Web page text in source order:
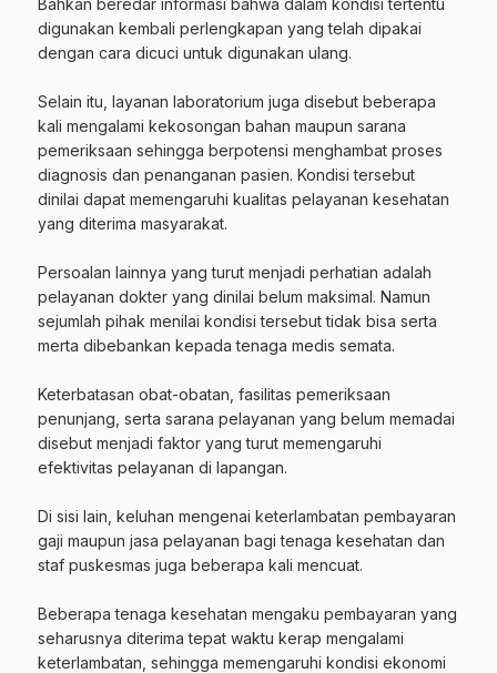
‎Bahkan beredar informasi bahwa dalam kondisi tertentu
digunakan kembali perlengkapan yang telah dipakai
dengan cara dicuci untuk digunakan ulang.
‎Selain itu, layanan laboratorium juga disebut beberapa
kali mengalami kekosongan bahan maupun sarana
pemeriksaan sehingga berpotensi menghambat proses
diagnosis dan penanganan pasien. Kondisi tersebut
dinilai dapat memengaruhi kualitas pelayanan kesehatan
yang diterima masyarakat.
‎Persoalan lainnya yang turut menjadi perhatian adalah
pelayanan dokter yang dinilai belum maksimal. Namun
sejumlah pihak menilai kondisi tersebut tidak bisa serta
merta dibebankan kepada tenaga medis semata.
‎Keterbatasan obat-obatan, fasilitas pemeriksaan
penunjang, serta sarana pelayanan yang belum memadai
disebut menjadi faktor yang turut memengaruhi
efektivitas pelayanan di lapangan.
‎Di sisi lain, keluhan mengenai keterlambatan pembayaran
gaji maupun jasa pelayanan bagi tenaga kesehatan dan
staf puskesmas juga beberapa kali mencuat.
‎Beberapa tenaga kesehatan mengaku pembayaran yang
seharusnya diterima tepat waktu kerap mengalami
keterlambatan, sehingga memengaruhi kondisi ekonomi